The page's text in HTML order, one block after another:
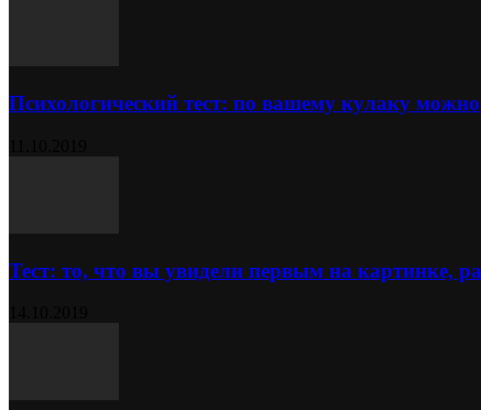
Психологический тест: по вашему кулаку
Тест: то, что вы увидели первым на картинке,